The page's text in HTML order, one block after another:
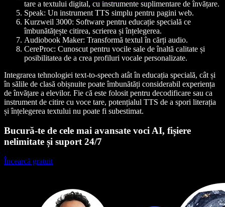
tare a textului digital, cu instrumente suplimentare de învățare.
Speak: Un instrument TTS simplu pentru pagini web.
Kurzweil 3000: Software pentru educație specială ce
îmbunătățește citirea, scrierea și înțelegerea.
Audiobook Maker: Transformă textul în cărți audio.
CereProc: Cunoscut pentru vocile sale de înaltă calitate și
posibilitatea de a crea profiluri vocale personalizate.
Integrarea tehnologiei text-to-speech atât în educația specială, cât și
în sălile de clasă obișnuite poate îmbunătăți considerabil experiența
de învățare a elevilor. Fie că este folosit pentru decodificare sau ca
instrument de citire cu voce tare, potențialul TTS de a spori literația
și înțelegerea textului nu poate fi subestimat.
Bucură-te de cele mai avansate voci AI, fișiere
nelimitate și suport 24/7
Încearcă gratuit